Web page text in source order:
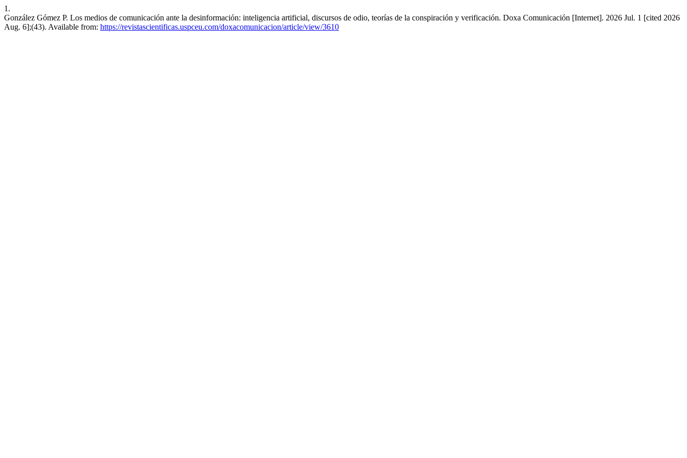
1.
González Gómez P. Los medios de comunicación ante la desinformación: inteligencia artificial, discursos de odio, teorías de la conspiración y verificación. Doxa Comunicación [Internet]. 2026 Jul. 1 [cited 2026
Aug. 6];(43). Available from: https://revistascientificas.uspceu.com/doxacomunicacion/article/view/3610